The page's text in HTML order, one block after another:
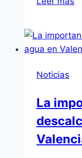
Noticias
La